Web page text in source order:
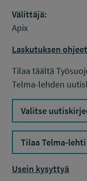
Välittäjä:
Apix
Laskutuksen ohjeet
Tilaa täältä
Telma-lehden
Valitse
Tilaa Telma-lehti
Usein kysyttyä